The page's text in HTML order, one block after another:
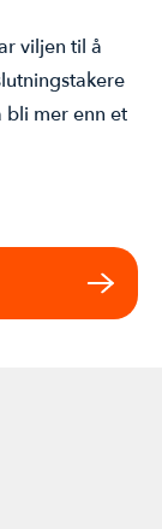
viljen til å
mer enn et